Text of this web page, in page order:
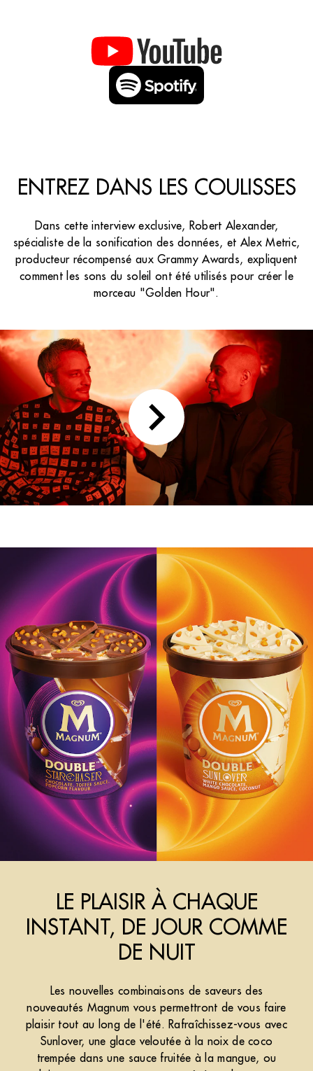
ENTREZ DANS LES COULISSES
Dans cette interview exclusive, Robert Alexander,
spécialiste de la sonification des données, et Alex Metric,
producteur récompensé aux Grammy Awards, expliquent
comment les sons du soleil ont été utilisés pour créer le
morceau "Golden Hour".
LE PLAISIR À CHAQUE
INSTANT, DE JOUR COMME
DE NUIT
Les nouvelles combinaisons de saveurs des
nouveautés Magnum vous permettront de vous faire
plaisir tout au long de l'été. Rafraîchissez-vous avec
Sunlover, une glace veloutée à la noix de coco
trempée dans une sauce fruitée à la mangue, ou